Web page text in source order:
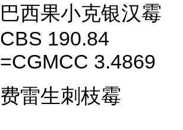
巴西果小克银汉霉
CBS 190.84
=CGMCC 3.4869
费雷生刺枝霉